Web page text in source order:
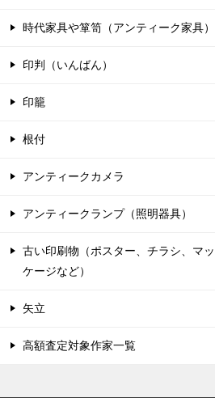
時代家具や箪笥（アンティーク家具）
印判（いんばん）
印籠
根付
アンティークカメラ
アンティークランプ（照明器具）
古い印刷物（ポスター、チラシ、マ
ケージなど）
矢立
高額査定対象作家一覧